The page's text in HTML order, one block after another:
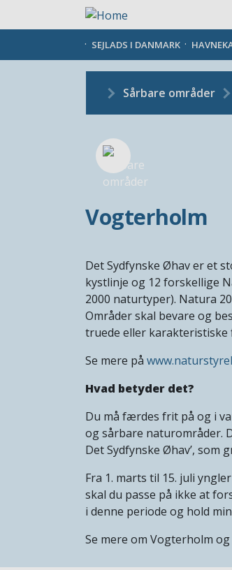
SEJLADS I DANMARK
Sårbare områder
Vogterholm
Det Sydfynske Øhav er et
kystlinje og 12 forskellige
2000 naturtyper). Natura
Områder skal bevare og
truede eller karakteristiske
Se mere på
Hvad betyder det?
Du må færdes frit på og i
og sårbare naturområder.
Det Sydfynske Øhav’, som
Fra 1. marts til 15. juli
skal du passe på ikke at
i denne periode og hold
Se mere om Vogterholm